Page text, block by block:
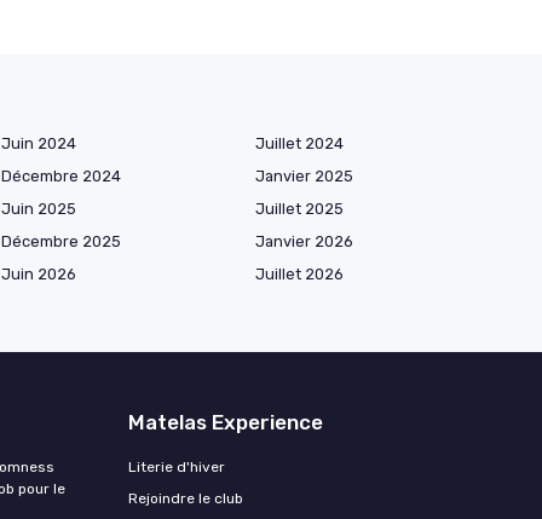
Juin 2024
Juillet 2024
Décembre 2024
Janvier 2025
Juin 2025
Juillet 2025
Décembre 2025
Janvier 2026
Juin 2026
Juillet 2026
pour le
Matelas Experience
Literie d'hiver
Rejoindre le club